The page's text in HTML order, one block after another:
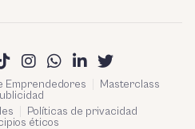
Emprendedores
Masterclass
Políticas de privacidad
éticos